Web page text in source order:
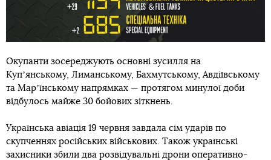
Окупанти зосереджують основні зусилля на
Купʼянському, Лиманському, Бахмутському, Авдіївському
та Марʼїнському напрямках — протягом минулої доби
відбулось майже 30 бойових зіткнень.
Українська авіація 19 червня завдала сім ударів по
скупченнях російських військових. Також українські
захисники збили два розвідувальні дрони оперативно-